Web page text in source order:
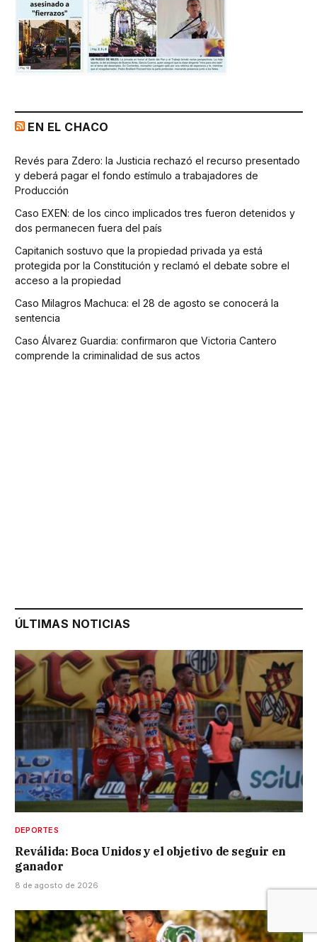
EN EL CHACO
Revés para Zdero: la Justicia rechazó el recurso presentado
y deberá pagar el fondo estímulo a trabajadores de
Producción
Caso EXEN: de los cinco implicados tres fueron detenidos y
dos permanecen fuera del país
Capitanich sostuvo que la propiedad privada ya está
protegida por la Constitución y reclamó el debate sobre el
acceso a la propiedad
Caso Milagros Machuca: el 28 de agosto se conocerá la
sentencia
Caso Álvarez Guardia: confirmaron que Victoria Cantero
comprende la criminalidad de sus actos
ÚLTIMAS NOTICIAS
DEPORTES
Reválida: Boca Unidos y el objetivo de seguir en
ganador
8 de agosto de 2026